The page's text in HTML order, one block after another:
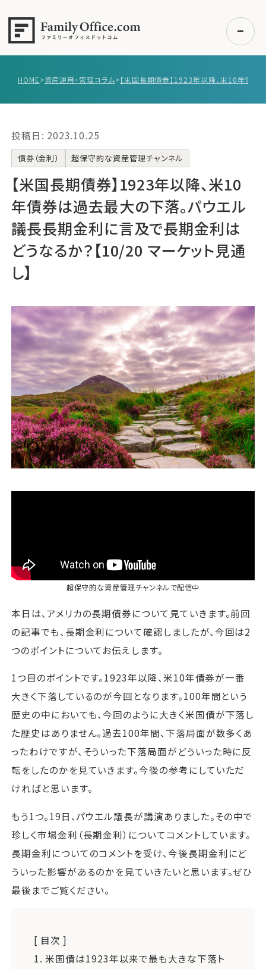
事例紹介
エキスパート一覧
無料講座
コラム
利用者の声
無料ご相談 ログイン
運営会社
ファミリーオフィスとは
関連書籍
メールマガジン登録
よくある質問
HOME>資産運用・管理コラム>
投稿日: 2023.10.25
債券（金利） 超保守的な資産管理チャンネル
【米国長期債券】‌1923年以降、米10
年債券は過去最大の下落。パウエル
議長長期金利に言及で長期金利は
どうなるか？【10/20 マーケット見通
し】
超保守的な資産管理チャンネルで配信中
本日は、アメリカの長期債券について見ていきます。前回
の記事でも、長期金利について確認しましたが、今回は2
つのポイントについてお伝えします。
1つ目のポイントです。1923年以降、米10年債券が一番
大きく下落しているのが今回となります。100年間という
歴史の中においても、今回のように大きく米国債が下落し
た歴史はありません。過去100年間、下落局面が数多くあ
ったわけですが、そういった下落局面がどういった時に反
転をしたのかを見ていきます。今後の参考にしていただ
ければと思います。
もう1つ。19日、パウエル議長が講演ありました。その中で
珍しく市場金利（長期金利）についてコメントしています。
長期金利についてのコメントを受け、今後長期金利にど
ういった影響があるのかを見ていきたいと思います。ぜひ
最後までご覧ください。
[ 目次 ]
1. 米国債は1923年以来で最も大きな下落ト